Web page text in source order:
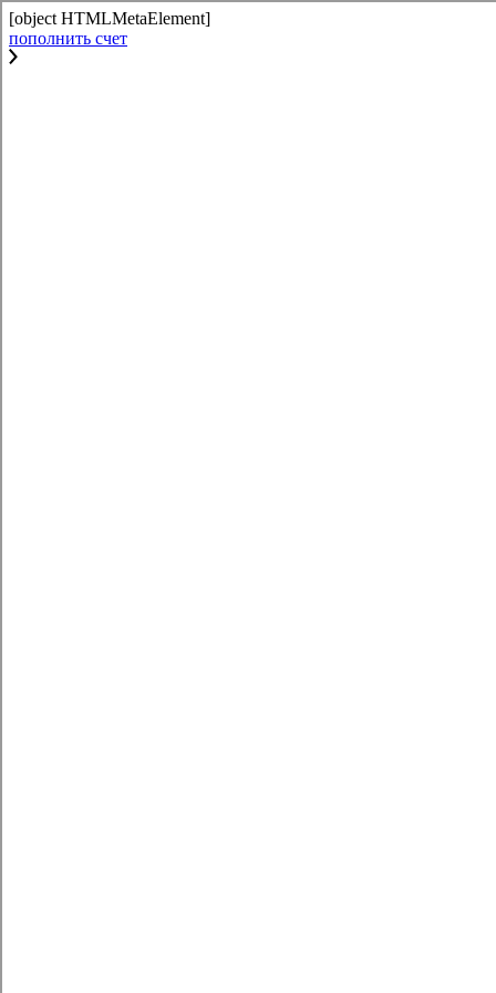
[object HTMLMetaElement]
пополнить счет